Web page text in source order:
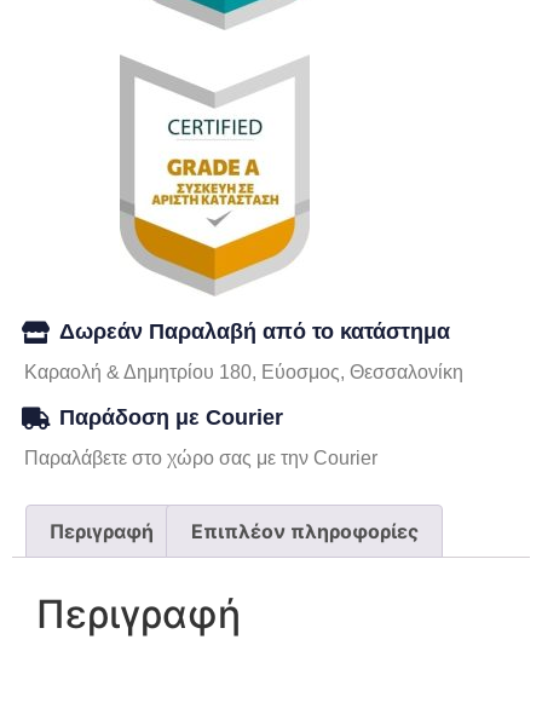
Δωρεάν Παραλαβή από το κατάστημα
Καραολή & Δημητρίου 180, Εύοσμος, Θεσσαλονίκη
Παράδοση με Courier
Παραλάβετε στο χώρο σας με την Courier
Περιγραφή Επιπλέον πληροφορίες
Περιγραφή